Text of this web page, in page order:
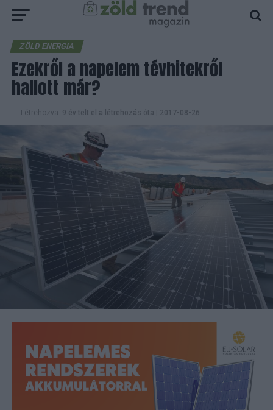
ZÖLD ENERGIA
Ezekről a napelem tévhitekről
hallott már?
Létrehozva: 9 év telt el a létrehozás óta 2017-08-26